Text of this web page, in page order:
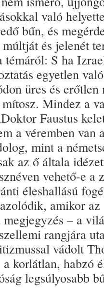
való
bűn, és
múltját és jelenét
S ha
egyetlen
üres és
Mindez a
Faustus
a véremben van
mint a
az ő általa
vehető-e a
éleshallású
amikor
megjegyzés – a
rangjára
vádolt
korlátlan, habzó
legsúlyosabb